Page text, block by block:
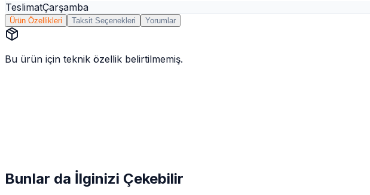
TeslimatÇarşamba
Ürün Özellikleri Taksit Seçenekleri Yorumlar
Bu ürün için teknik özellik belirtilmemiş.
Bunlar da İlginizi Çekebilir